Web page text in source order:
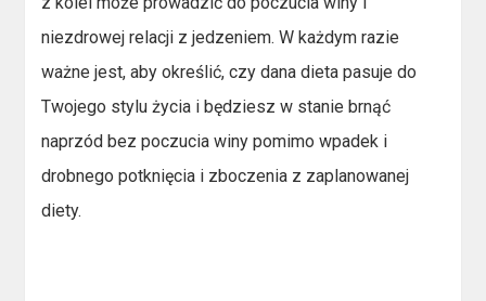
niezdrowej relacji z jedzeniem. W każdym razie
ważne jest, aby określić, czy dana dieta pasuje do
Twojego stylu życia i będziesz w stanie brnąć
naprzód bez poczucia winy pomimo wpadek i
drobnego potknięcia i zboczenia z zaplanowanej
diety.